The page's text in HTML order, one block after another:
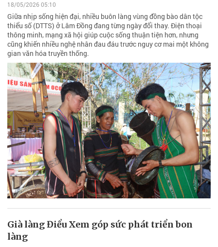
18/05/2026 05:10
Giữa nhịp sống hiện đại, nhiều buôn làng vùng đồng bào dân tộc
thiểu số (DTTS) ở Lâm Đồng đang từng ngày đổi thay. Điện thoại
thông minh, mạng xã hội giúp cuộc sống thuận tiện hơn, nhưng
cũng khiến nhiều nghệ nhân đau đáu trước nguy cơ mai một không
gian văn hóa truyền thống.
Già làng Điểu Xem góp sức phát triển bon
làng